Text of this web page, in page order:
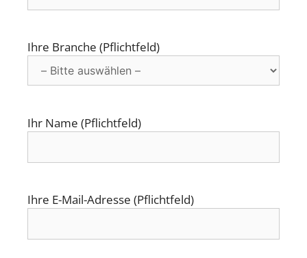
Ihre Branche (Pflichtfeld)
Ihr Name (Pflichtfeld)
Ihre E-Mail-Adresse (Pflichtfeld)